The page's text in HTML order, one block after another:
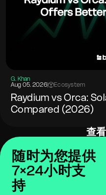
G. Khan
Aug 05. 2026| Ecosystem
Raydium vs Orca:
Compared (2026)
查
随时为您提供
7×24小时支
持